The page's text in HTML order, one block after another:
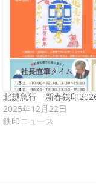
北越急行 新春鉄印
2025年12月22日
鉄印ニュース